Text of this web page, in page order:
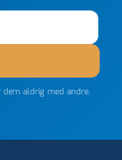
aldrig med andre.